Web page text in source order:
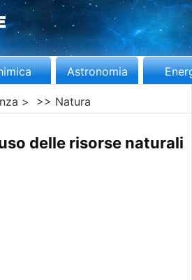
Astronomia
> >> Natura
delle risorse naturali